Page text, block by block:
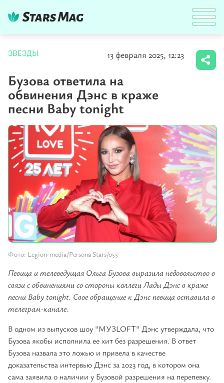
ЗВЕЗДЫ 13 февраля 2025, 12:23
Бузова ответила на
обвинения Дэнс в краже
песни Baby tonight
Фото: Legion-media/Persona Stars/053
Певица и телеведущая Ольга Бузова выразила недовольство в
связи с обвинениями со стороны коллеги Лады Дэнс в краже
песни Baby tonight. Свое обращение к Дэнс певица оставила в
телеграм-канале.
В одном из выпусков шоу "МУЗLOFT" Дэнс утверждала, что
Бузова якобы исполнила ее хит без разрешения. В ответ
Бузова назвала это ложью и привела в качестве
доказательства интервью Дэнс за 2023 год, в котором она
сама заявила о наличии у Бузовой разрешения на перепевку.